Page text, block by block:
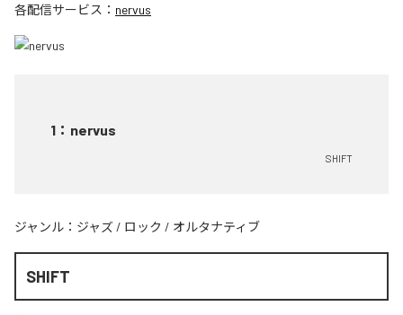
各配信サービス： nervus
1 ： nervus
SHIFT
ジャンル： ジャズ / ロック / オルタナティブ
SHIFT